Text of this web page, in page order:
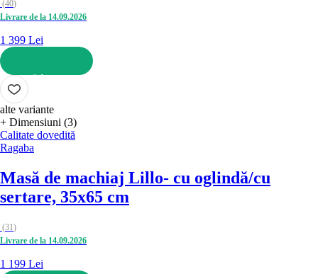
(40)
Livrare de la 14.09.2026
1 399 Lei
ADAUGĂ ÎN COȘ
alte variante
+ Dimensiuni (3)
Calitate dovedită
Ragaba
Masă de machiaj Lillo- cu oglindă/cu
sertare, 35x65 cm
(31)
Livrare de la 14.09.2026
1 199 Lei